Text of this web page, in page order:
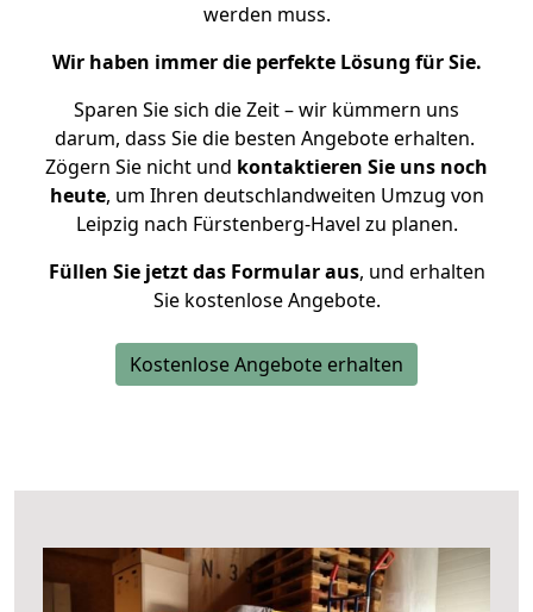
werden muss.
Wir haben immer die perfekte Lösung für Sie.
Sparen Sie sich die Zeit – wir kümmern uns
darum, dass Sie die besten Angebote erhalten.
Zögern Sie nicht und kontaktieren Sie uns noch
heute, um Ihren deutschlandweiten Umzug von
Leipzig nach Fürstenberg-Havel zu planen.
Füllen Sie jetzt das Formular aus, und erhalten
Sie kostenlose Angebote.
Kostenlose Angebote erhalten